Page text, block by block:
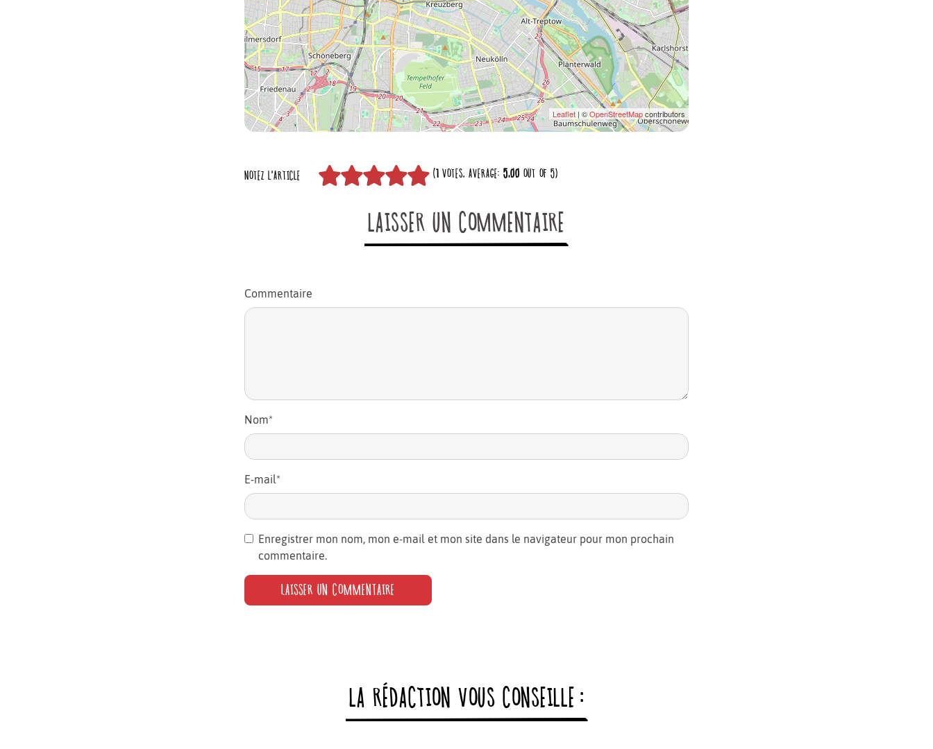
Leaflet | ©OpenStreetMapcontributors
NOTEZ L'ARTICLE (1VOTES, AVERAGE: 5,00 OUT OF 5)
LAISSER UN COMMENTAIRE
Commentaire
Nom*
E-mail*
Enregistrer mon nom, mon e-mail et mon site dans le navigateur pour mon prochain
commentaire.
LA RÉDACTION VOUS CONSEILLE :